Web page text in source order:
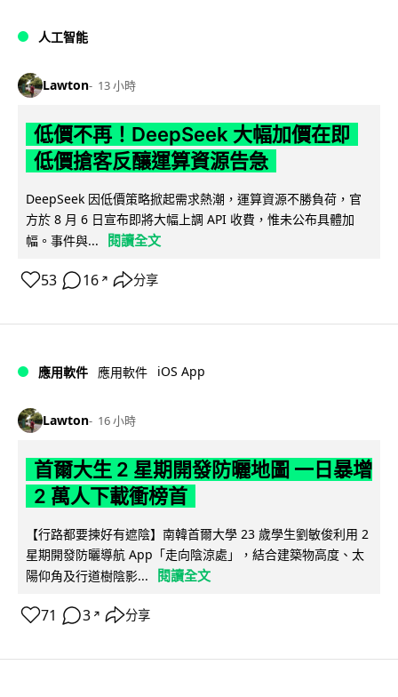
人工智能
Lawton 13 小時
低價不再！DeepSeek 大幅加價在即
低價搶客反釀運算資源告急
DeepSeek 因低價策略掀起需求熱潮，運算資源不勝負荷，官
方於 8 月 6 日宣布即將大幅上調 API 收費，惟未公布具體加
幅。事件與...
閱讀全文
53 16 ↗ 分享
應用軟件 應用軟件 iOS App
Lawton 16 小時
首爾大生 2 星期開發防曬地圖 一日暴增
2 萬人下載衝榜首
【行路都要揀好有遮陰】南韓首爾大學 23 歲學生劉敏俊利用 2
星期開發防曬導航 App「走向陰涼處」，結合建築物高度、太
陽仰角及行道樹陰影...
閱讀全文
71 3 ↗ 分享